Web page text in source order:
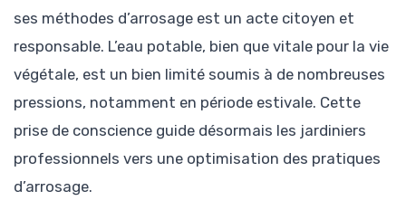
ses méthodes d’arrosage est un acte citoyen et
responsable. L’eau potable, bien que vitale pour la vie
végétale, est un bien limité soumis à de nombreuses
pressions, notamment en période estivale. Cette
prise de conscience guide désormais les jardiniers
professionnels vers une optimisation des pratiques
d’arrosage.